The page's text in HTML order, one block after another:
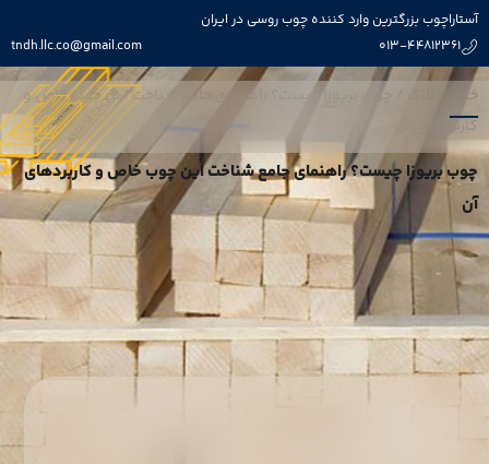
آستاراچوب بزرگترین وارد کننده چوب روسی در ایران
013-44812361
tndh.llc.co@gmail.com
خانه
چوب بریوزا چیست؟ راهنمای جامع شناخت این چوب خاص و
کاربردهای آن
چوب بریوزا چیست؟ راهنمای جامع شناخت این چوب خاص و کاربردهای
آن